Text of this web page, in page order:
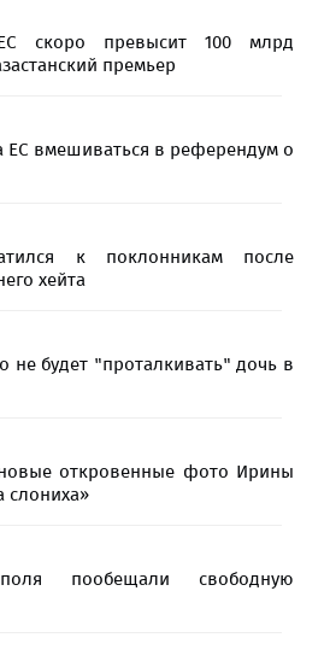
скоро превысит 100 млрд
премьер
ЕС вмешиваться в референдум о
к поклонникам после
хейта
не будет "проталкивать" дочь в
откровенные фото Ирины
пообещали свободную